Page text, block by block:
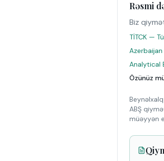
Rəsmi
Biz
TİTCK —
Analytical
Özünüz
ABŞ
müəyyən